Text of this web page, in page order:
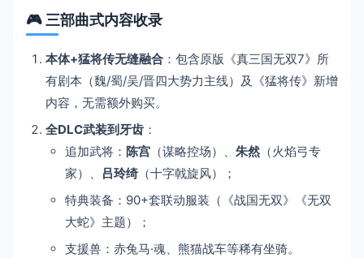
🎮 ​ ​三部曲式内容收录​
​本体+猛将传无缝融合​ ​：包含原版《真三国无双7》所
有剧本（魏/蜀/吴/晋四大势力主线）及《猛将传》新增
内容，无需额外购买。
​全DLC武装到牙齿​ ​：
追加武将：​ ​陈宫​ ​（谋略控场）、​ ​朱然​ ​（火焰弓专
家）、​
​吕玲绮​​（十字戟旋风）；
特典装备：90+套联动服装（《战国无双》《无双
大蛇》主题）；
支援兽：赤兔马·魂、熊猫战车等稀有坐骑。